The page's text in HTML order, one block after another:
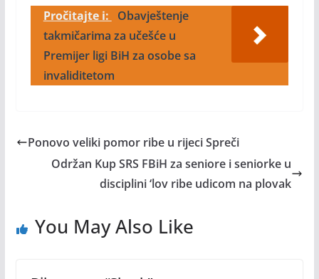
Pročitajte i:
Obavještenje
takmičarima za učešće u
Premijer ligi BiH za osobe sa
invaliditetom
Ponovo veliki pomor ribe u rijeci Spreči
Održan Kup SRS FBiH za seniore i seniorke u
disciplini ‘lov ribe udicom na plovak
You May Also Like